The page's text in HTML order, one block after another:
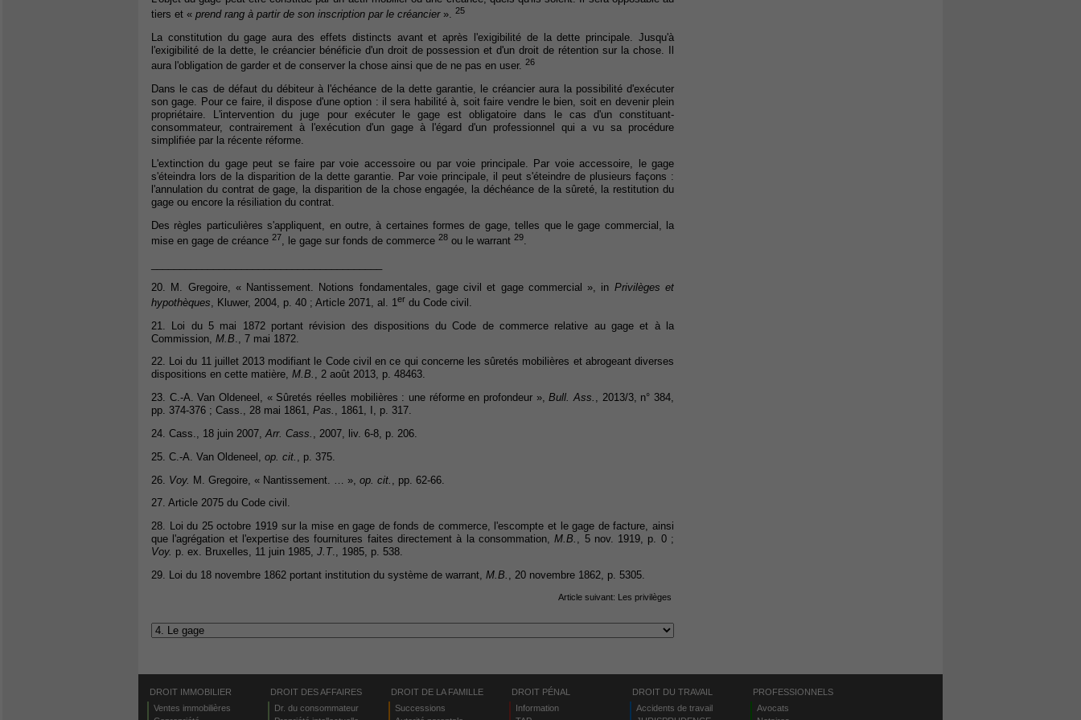
tiers et « prend rang à partir de son inscription par le créancier ». 25
La constitution du gage aura des effets distincts avant et après l'exigibilité de la dette principale. Jusqu'à
l'exigibilité de la dette, le créancier bénéficie d'un droit de possession et d'un droit de rétention sur la chose. Il
aura l'obligation de garder et de conserver la chose ainsi que de ne pas en user. 26
Dans le cas de défaut du débiteur à l'échéance de la dette garantie, le créancier aura la possibilité d'exécuter
son gage. Pour ce faire, il dispose d'une option : il sera habilité à, soit faire vendre le bien, soit en devenir plein
propriétaire. L'intervention du juge pour exécuter le gage est obligatoire dans le cas d'un constituant-
consommateur, contrairement à l'exécution d'un gage à l'égard d'un professionnel qui a vu sa procédure
simplifiée par la récente réforme.
L'extinction du gage peut se faire par voie accessoire ou par voie principale. Par voie accessoire, le gage
s'éteindra lors de la disparition de la dette garantie. Par voie principale, il peut s'éteindre de plusieurs façons :
l'annulation du contrat de gage, la disparition de la chose engagée, la déchéance de la sûreté, la restitution du
gage ou encore la résiliation du contrat.
Des règles particulières s'appliquent, en outre, à certaines formes de gage, telles que le gage commercial, la
mise en gage de créance 27, le gage sur fonds de commerce 28 ou le warrant 29.
20. M. Gregoire, « Nantissement. Notions fondamentales, gage civil et gage commercial », in Privilèges et
hypothèques , Kluwer, 2004, p. 40 ; Article 2071, al. 1 er du Code civil.
21. Loi du 5 mai 1872 portant révision des dispositions du Code de commerce relative au gage et à la
Commission, M.B ., 7 mai 1872.
22. Loi du 11 juillet 2013 modifiant le Code civil en ce qui concerne les sûretés mobilières et abrogeant diverses
dispositions en cette matière, M.B. , 2 août 2013, p. 48463.
23. C.-A. Van Oldeneel, « Sûretés réelles mobilières : une réforme en profondeur »,Bull. Ass. , 2013/3, n° 384,
pp. 374-376 ; Cass., 28 mai 1861, Pas. , 1861, I, p. 317.
24. Cass., 18 juin 2007,Arr. Cass. , 2007, liv. 6-8, p. 206.
25. C.-A. Van Oldeneel, op. cit.
, p. 375.
26. Voy. M. Gregoire, « Nantissement. … », op. cit.
, pp. 62-66.
27. Article 2075 du Code civil.
28. Loi du 25 octobre 1919 sur la mise en gage de fonds de commerce, l'escompte et le gage de facture, ainsi
que l'agrégation et l'expertise des fournitures faites directement à la consommation,M.B. , 5 nov. 1919, p. 0 ;
Voy. p. ex. Bruxelles, 11 juin 1985, J.T., 1985, p. 538.
29. Loi du 18 novembre 1862 portant institution du système de warrant, M.B. , 20 novembre 1862, p. 5305.
Article suivant: Les privilèges
DROIT IMMOBILIER
Ventes immobilières
DROIT DES AFFAIRES
Dr. du consommateur
DROIT DE LA FAMILLE
Successions
DROIT PÉNAL
Information
DROIT DU TRAVAIL
Accidents de travail
PROFESSIONNELS
Avocats